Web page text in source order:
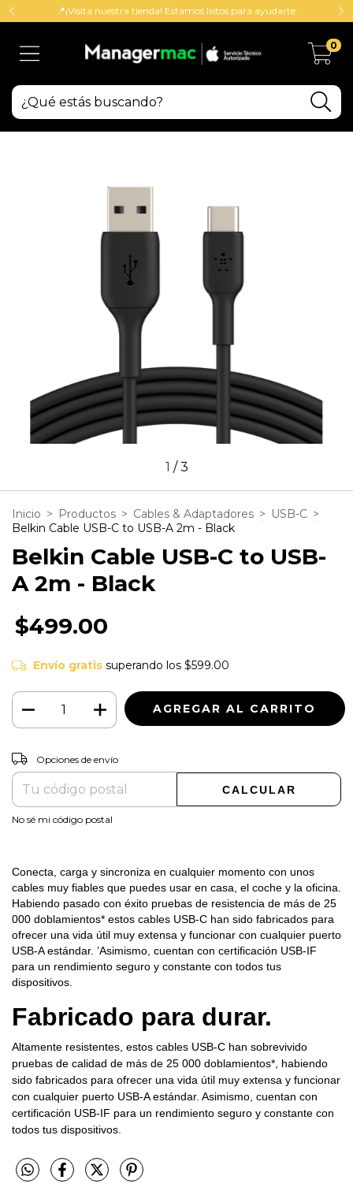
📍¡Visita nuestra tienda! Estamos listos para ayudarte.
0
1 /3
Inicio > Productos > Cables & Adaptadores > USB-C >
Belkin Cable USB-C to USB-A 2m - Black
Belkin Cable USB-C to USB-
A 2m - Black
$499.00
Envío gratis superando los $599.00
Entregas para el CP:
Opciones de envío
CALCULAR
No sé mi código postal
Conecta, carga y sincroniza en cualquier momento con unos
cables muy fiables que puedes usar en casa, el coche y la oficina.
Habiendo pasado con éxito pruebas de resistencia de más de 25
000 doblamientos* estos cables USB-C han sido fabricados para
ofrecer una vida útil muy extensa y funcionar con cualquier puerto
USB-A estándar. ’Asimismo, cuentan con certificación USB-IF
para un rendimiento seguro y constante con todos tus
dispositivos.
Fabricado para durar.
Altamente resistentes, estos cables USB-C han sobrevivido
pruebas de calidad de más de 25 000 doblamientos*, habiendo
sido fabricados para ofrecer una vida útil muy extensa y funcionar
con cualquier puerto USB-A estándar. Asimismo, cuentan con
certificación USB-IF para un rendimiento seguro y constante con
todos tus dispositivos.